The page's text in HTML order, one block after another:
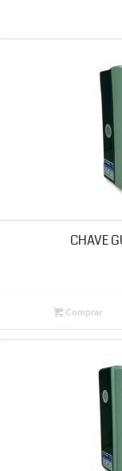
CHAVE
Comprar